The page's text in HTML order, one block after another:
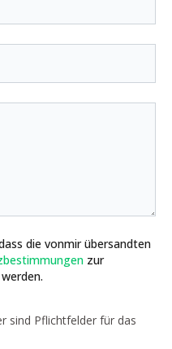
die vonmir übersandten
zur
sind Pflichtfelder für das